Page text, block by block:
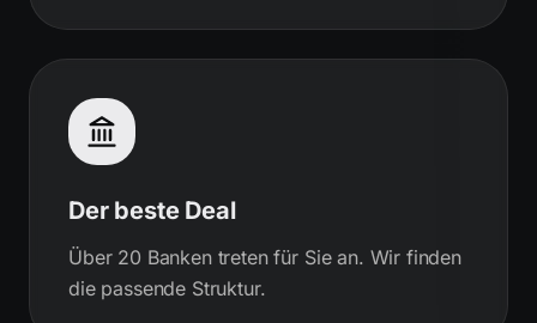
Der beste Deal
Über 20 Banken treten für Sie an. Wir finden
die passende Struktur.